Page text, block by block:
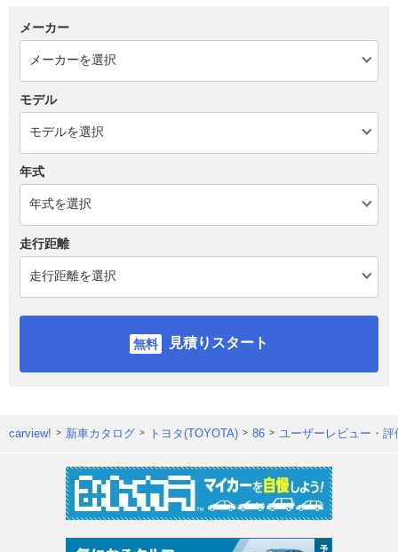
メーカー
モデル
年式
走行距離
見積りスタート
carview! 新車カタログ トヨタ(TOYOTA) 86 ユーザーレビュー・評